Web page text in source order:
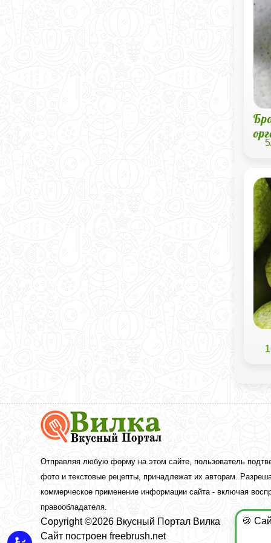
Вкусный
Портал
Вилка
рецепты
фото
Отправляя любую форму на этом сайте, пользователь
фото и текстовые рецепты, принадлежат их авторам.
коммерческое применение информации сайта - включая
правообладателя.
Copyright ©2026 Вкусный Портал Вилка
Сайт построенfreebrush.net
🍪